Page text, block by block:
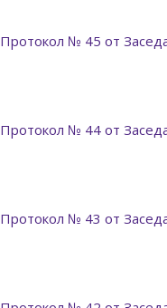
№ 45 от
№ 44 от
№ 43 от